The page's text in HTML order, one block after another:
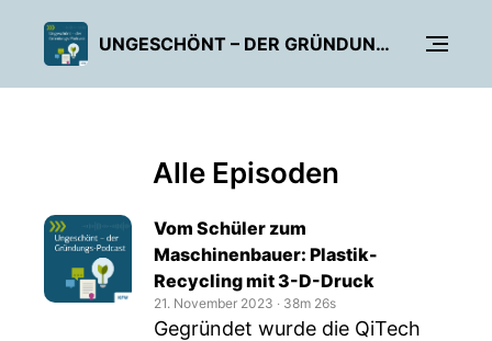
UNGESCHÖNT – DER GRÜNDUNGS-PODCAST DER KFW BANKENGRUPPE
Alle Episoden
Vom Schüler zum
Maschinenbauer: Plastik-
Recycling mit 3-D-Druck
21. November 2023 ‧ 38m 26s
Gegründet wurde die QiTech